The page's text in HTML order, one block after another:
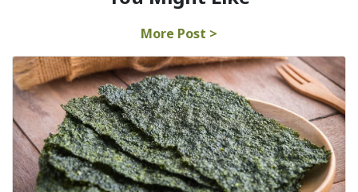
More Post >